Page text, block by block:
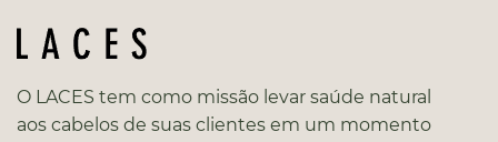
O LACES tem como missão levar saúde natural
aos cabelos de suas clientes em um momento